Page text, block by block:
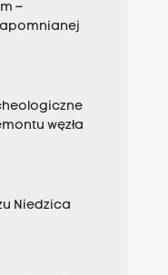
–
węzła
Niedzica